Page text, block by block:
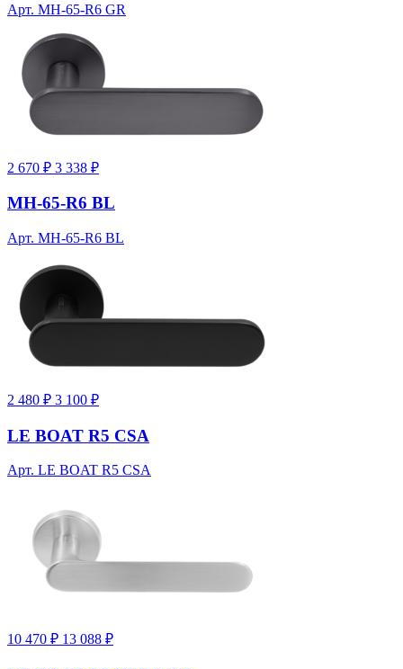
Арт. MH-65-R6 GR
2 670 ₽ 3 338 ₽
MH-65-R6 BL
Арт. MH-65-R6 BL
2 480 ₽ 3 100 ₽
LE BOAT R5 CSA
Арт. LE BOAT R5 CSA
10 470 ₽ 13 088 ₽